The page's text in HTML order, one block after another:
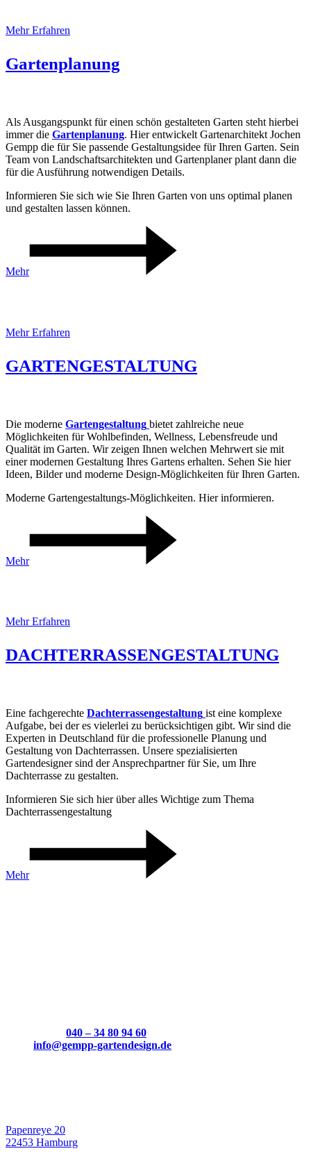
Mehr Erfahren
Gartenplanung
Als Ausgangspunkt für einen schön gestalteten Garten steht hierbei
immer die Gartenplanung. Hier entwickelt Gartenarchitekt Jochen
Gempp die für Sie passende Gestaltungsidee für Ihren Garten. Sein
Team von Landschaftsarchitekten und Gartenplaner plant dann die
für die Ausführung notwendigen Details.
Informieren Sie sich wie Sie Ihren Garten von uns optimal planen
und gestalten lassen können.
Mehr
Mehr Erfahren
GARTENGESTALTUNG
Die moderne Gartengestaltung bietet zahlreiche neue
Möglichkeiten für Wohlbefinden, Wellness, Lebensfreude und
Qualität im Garten. Wir zeigen Ihnen welchen Mehrwert sie mit
einer modernen Gestaltung Ihres Gartens erhalten. Sehen Sie hier
Ideen, Bilder und moderne Design-Möglichkeiten für Ihren Garten.
Moderne Gartengestaltungs-Möglichkeiten. Hier informieren.
Mehr
Mehr Erfahren
DACHTERRASSENGESTALTUNG
Eine fachgerechte Dachterrassengestaltung ist eine komplexe
Aufgabe, bei der es vielerlei zu berücksichtigen gibt. Wir sind die
Experten in Deutschland für die professionelle Planung und
Gestaltung von Dachterrassen. Unsere spezialisierten
Gartendesigner sind der Ansprechpartner für Sie, um Ihre
Dachterrasse zu gestalten.
Informieren Sie sich hier über alles Wichtige zum Thema
Dachterrassengestaltung
Mehr
040 – 34 80 94 60
info@gempp-gartendesign.de
Papenreye 20
22453 Hamburg